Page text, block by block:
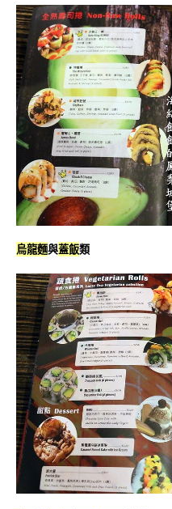
烏龍麵與蓋飯類